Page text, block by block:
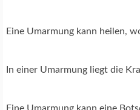
Eine Umarmung kann heilen,
In einer Umarmung liegt die